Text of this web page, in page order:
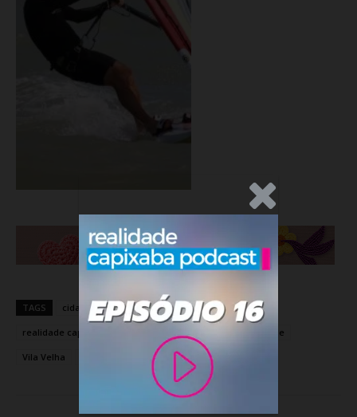
TAGS cidades Guarapari noticia realidade
realidade capixaba realidadecapixaba Ricardo Conde
Vila Velha Windsurf